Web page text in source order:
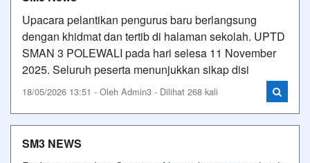
Upacara pelantikan pengurus baru berlangsung
dengan khidmat dan tertib di halaman sekolah. UPTD
SMAN 3 POLEWALI pada hari selesa 11 November
2025. Seluruh peserta menunjukkan sikap disi
18/05/2026 13:51 - Oleh Admin3 - Dilihat 268 kali
SM3 NEWS